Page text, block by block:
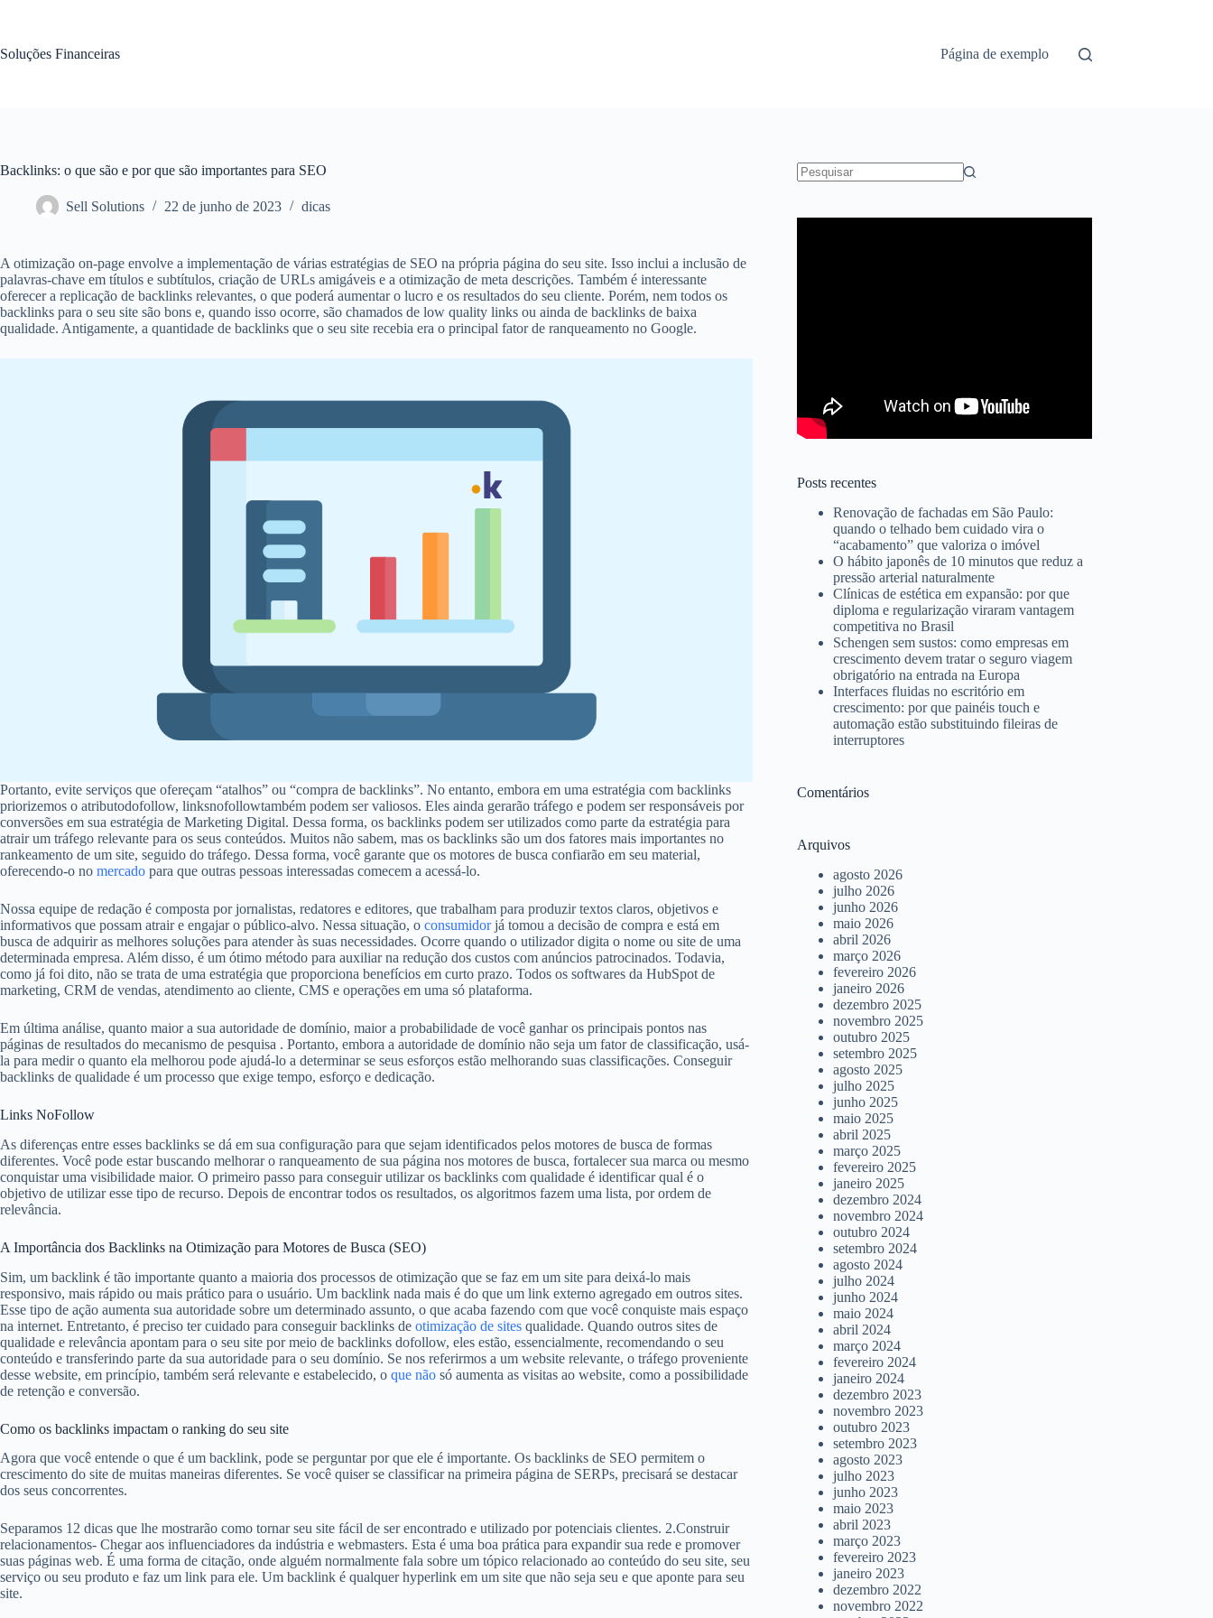
conteúdo
Soluções Financeiras Página de exemplo
Backlinks: o que são e por que são importantes para SEO
Sell Solutions 22 de junho de 2023 dicas
A otimização on-page envolve a implementação de várias estratégias de SEO na própria página do seu site. Isso inclui a inclusão de
palavras-chave em títulos e subtítulos, criação de URLs amigáveis e a otimização de meta descrições. Também é interessante
oferecer a replicação de backlinks relevantes, o que poderá aumentar o lucro e os resultados do seu cliente. Porém, nem todos os
backlinks para o seu site são bons e, quando isso ocorre, são chamados de low quality links ou ainda de backlinks de baixa
qualidade. Antigamente, a quantidade de backlinks que o seu site recebia era o principal fator de ranqueamento no Google.
Portanto, evite serviços que ofereçam “atalhos” ou “compra de backlinks”. No entanto, embora em uma estratégia com backlinks
priorizemos o atributodofollow, linksnofollowtambém podem ser valiosos. Eles ainda gerarão tráfego e podem ser responsáveis por
conversões em sua estratégia de Marketing Digital. Dessa forma, os backlinks podem ser utilizados como parte da estratégia para
atrair um tráfego relevante para os seus conteúdos. Muitos não sabem, mas os backlinks são um dos fatores mais importantes no
rankeamento de um site, seguido do tráfego. Dessa forma, você garante que os motores de busca confiarão em seu material,
oferecendo-o no mercado para que outras pessoas interessadas comecem a acessá-lo.
Nossa equipe de redação é composta por jornalistas, redatores e editores, que trabalham para produzir textos claros, objetivos e
informativos que possam atrair e engajar o público-alvo. Nessa situação, o consumidorjá tomou a decisão de compra e está em
busca de adquirir as melhores soluções para atender às suas necessidades. Ocorre quando o utilizador digita o nome ou site de uma
determinada empresa. Além disso, é um ótimo método para auxiliar na redução dos custos com anúncios patrocinados. Todavia,
como já foi dito, não se trata de uma estratégia que proporciona benefícios em curto prazo. Todos os softwares da HubSpot de
marketing, CRM de vendas, atendimento ao cliente, CMS e operações em uma só plataforma.
Em última análise, quanto maior a sua autoridade de domínio, maior a probabilidade de você ganhar os principais pontos nas
páginas de resultados do mecanismo de pesquisa . Portanto, embora a autoridade de domínio não seja um fator de classificação, usá-
la para medir o quanto ela melhorou pode ajudá-lo a determinar se seus esforços estão melhorando suas classificações. Conseguir
backlinks de qualidade é um processo que exige tempo, esforço e dedicação.
Links NoFollow
As diferenças entre esses backlinks se dá em sua configuração para que sejam identificados pelos motores de busca de formas
diferentes. Você pode estar buscando melhorar o ranqueamento de sua página nos motores de busca, fortalecer sua marca ou mesmo
conquistar uma visibilidade maior. O primeiro passo para conseguir utilizar os backlinks com qualidade é identificar qual é o
objetivo de utilizar esse tipo de recurso. Depois de encontrar todos os resultados, os algoritmos fazem uma lista, por ordem de
relevância.
A Importância dos Backlinks na Otimização para Motores de Busca (SEO)
Sim, um backlink é tão importante quanto a maioria dos processos de otimização que se faz em um site para deixá-lo mais
responsivo, mais rápido ou mais prático para o usuário. Um backlink nada mais é do que um link externo agregado em outros sites.
Esse tipo de ação aumenta sua autoridade sobre um determinado assunto, o que acaba fazendo com que você conquiste mais espaço
na internet. Entretanto, é preciso ter cuidado para conseguir backlinks de otimização de sites qualidade. Quando outros sites de
qualidade e relevância apontam para o seu site por meio de backlinks dofollow, eles estão, essencialmente, recomendando o seu
conteúdo e transferindo parte da sua autoridade para o seu domínio. Se nos referirmos a um website relevante, o tráfego proveniente
desse website, em princípio, também será relevante e estabelecido, o que não só aumenta as visitas ao website, como a possibilidade
de retenção e conversão.
Como os backlinks impactam o ranking do seu site
Agora que você entende o que é um backlink, pode se perguntar por que ele é importante. Os backlinks de SEO permitem o
crescimento do site de muitas maneiras diferentes. Se você quiser se classificar na primeira página de SERPs, precisará se destacar
dos seus concorrentes.
Separamos 12 dicas que lhe mostrarão como tornar seu site fácil de ser encontrado e utilizado por potenciais clientes. 2.Construir
relacionamentos- Chegar aos influenciadores da indústria e webmasters. Esta é uma boa prática para expandir sua rede e promover
suas páginas web. É uma forma de citação, onde alguém normalmente fala sobre um tópico relacionado ao conteúdo do seu site, seu
serviço ou seu produto e faz um link para ele. Um backlink é qualquer hyperlink em um site que não seja seu e que aponte para seu
site.
Posts recentes
Renovação de fachadas em São Paulo:
quando o telhado bem cuidado vira o
“acabamento” que valoriza o imóvel
O hábito japonês de 10 minutos que reduz a
pressão arterial naturalmente
Clínicas de estética em expansão: por que
diploma e regularização viraram vantagem
competitiva no Brasil
Schengen sem sustos: como empresas em
crescimento devem tratar o seguro viagem
obrigatório na entrada na Europa
Interfaces fluidas no escritório em
crescimento: por que painéis touch e
automação estão substituindo fileiras de
interruptores
Comentários
Arquivos
agosto 2026
julho 2026
junho 2026
maio 2026
abril 2026
março 2026
fevereiro 2026
janeiro 2026
dezembro 2025
novembro 2025
outubro 2025
setembro 2025
agosto 2025
julho 2025
junho 2025
maio 2025
abril 2025
março 2025
fevereiro 2025
janeiro 2025
dezembro 2024
novembro 2024
outubro 2024
setembro 2024
agosto 2024
julho 2024
junho 2024
maio 2024
abril 2024
março 2024
fevereiro 2024
janeiro 2024
dezembro 2023
novembro 2023
outubro 2023
setembro 2023
agosto 2023
julho 2023
junho 2023
maio 2023
abril 2023
março 2023
fevereiro 2023
janeiro 2023
dezembro 2022
novembro 2022